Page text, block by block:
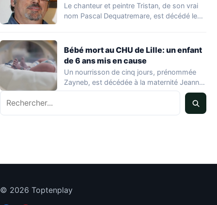
Le chanteur et peintre Tristan, de son vrai
nom Pascal Dequatremare, est décédé le…
Bébé mort au CHU de Lille: un enfant
de 6 ans mis en cause
Un nourrisson de cinq jours, prénommée
Zayneb, est décédée à la maternité Jeanne
de…
© 2026 Toptenplay